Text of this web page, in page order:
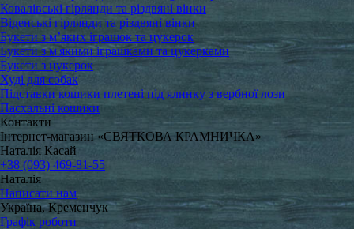
Ковалівські гірлянди та різдвяні вінки
Віденські гірлянди та різдвяні вінки
Букети з м’яких іграшок та цукерок
Букети з м'якими іграшками та цукерками
Букети з цукерок
Худі для собак
Підставки кошики плетені під ялинку з вербної лози
Пасхальні кошики
Контакти
Інтернет-магазин «СВЯТКОВА КРАМНИЧКА»
Наталія Касай
+38 (093) 469-81-55
Наталія
Написати нам
Україна, Кременчук
Графік роботи